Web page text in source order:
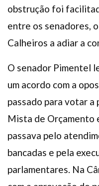
obstrução foi
entre os senadores,
Calheiros a adiar a
O senador Pimentel
um acordo com a
passado para votar a
Mista de Orçamento
passava pelo
bancadas e pela
parlamentares. Na